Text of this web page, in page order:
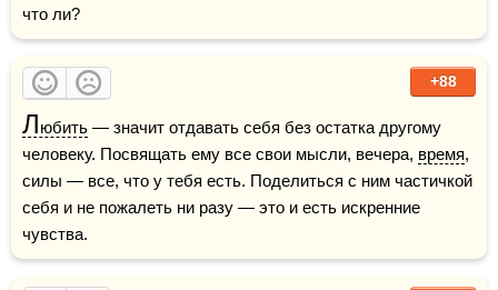
что ли?
+88
Любить — значит отдавать себя без остатка другому
человеку. Посвящать ему все свои мысли, вечера, время,
силы — все, что у тебя есть. Поделиться с ним частичкой
себя и не пожалеть ни разу — это и есть искренние
чувства.